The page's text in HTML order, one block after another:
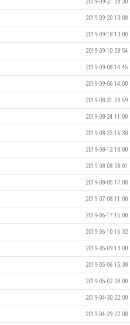
2019-09-21 08:30
2019-09-20 13:08
2019-09-18 13:00
2019-09-10 08:54
2019-09-08 14:45
2019-09-06 14:00
2019-08-31 23:59
2019-08-24 11:00
2019-08-23 16:30
2019-08-12 18:00
2019-08-08 08:01
2019-08-05 17:00
2019-07-08 11:00
2019-06-17 15:00
2019-06-10 16:32
2019-05-09 13:00
2019-05-06 15:30
2019-05-02 08:00
2019-04-30 22:00
2019-04-29 22:00